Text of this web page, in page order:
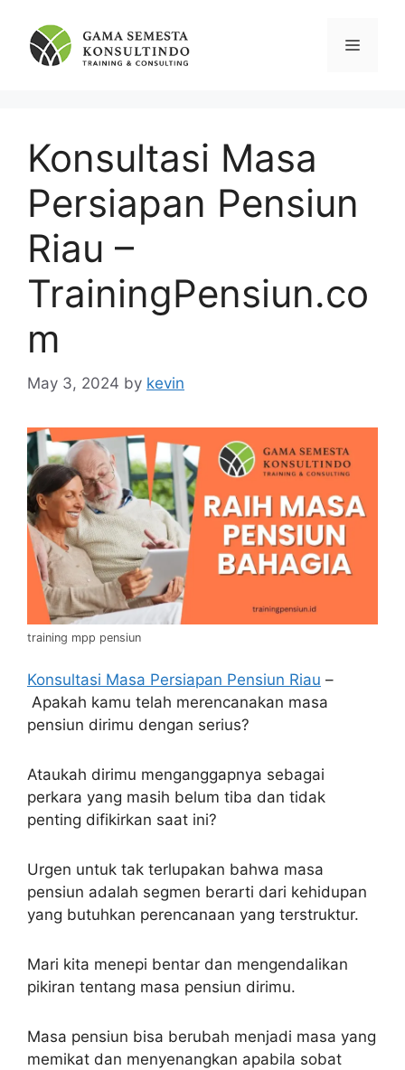
content
Menu
Konsultasi Masa
Persiapan Pensiun
Riau –
TrainingPensiun.co
m
May 3, 2024 by kevin
training mpp pensiun
Konsultasi Masa Persiapan Pensiun Riau –
Apakah kamu telah merencanakan masa
pensiun dirimu dengan serius?
Ataukah dirimu menganggapnya sebagai
perkara yang masih belum tiba dan tidak
penting difikirkan saat ini?
Urgen untuk tak terlupakan bahwa masa
pensiun adalah segmen berarti dari kehidupan
yang butuhkan perencanaan yang terstruktur.
Mari kita menepi bentar dan mengendalikan
pikiran tentang masa pensiun dirimu.
Masa pensiun bisa berubah menjadi masa yang
memikat dan menyenangkan apabila sobat